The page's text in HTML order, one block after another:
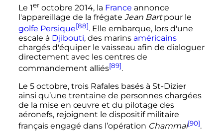
Le 1eroctobre 2014, la France annonce
l'appareillage de la frégate Jean Bartpour le
golfe Persique[88]. Elle embarque, lors d'une
escale à Djibouti, des marins américains
chargés d'équiper le vaisseau afin de dialoguer
directement avec les centres de
commandement alliés[89].
Le 5 octobre, trois Rafales basés à St-Dizier
ainsi qu’une trentaine de personnes chargées
de la mise en œuvre et du pilotage des
aéronefs, rejoignent le dispositif militaire
français engagé dans l’opération Chammal[90].